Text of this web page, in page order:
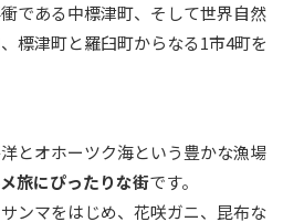
である中標津町、そして世界自然
標津町と羅臼町からなる1市4町を
とオホーツク海という豊かな漁場
旅にぴったりな街です。
ンマをはじめ、花咲ガニ、昆布な